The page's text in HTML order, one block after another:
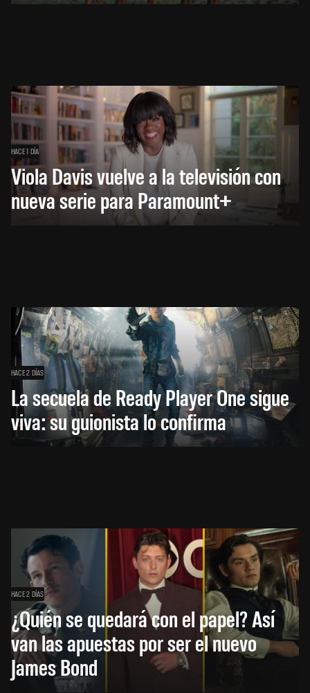
HACE 1 DÍA
Viola Davis vuelve a la televisión con
nueva serie para Paramount+
HACE 2 DÍAS
La secuela de Ready Player One sigue
viva: su guionista lo confirma
HACE 2 DÍAS
¿Quién se quedará con el papel? Así
van las apuestas por ser el nuevo
James Bond